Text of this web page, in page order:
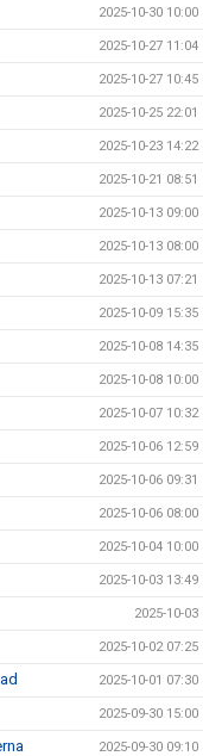
2025-10-30 10:00
2025-10-27 11:04
2025-10-27 10:45
2025-10-25 22:01
2025-10-23 14:22
2025-10-21 08:51
2025-10-13 09:00
2025-10-13 08:00
2025-10-13 07:21
2025-10-09 15:35
2025-10-08 14:35
2025-10-08 10:00
2025-10-07 10:32
2025-10-06 12:59
2025-10-06 09:31
2025-10-06 08:00
2025-10-04 10:00
2025-10-03 13:49
2025-10-03
2025-10-02 07:25
2025-10-01 07:30
2025-09-30 15:00
2025-09-30 09:10